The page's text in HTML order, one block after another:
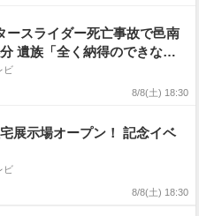
ースライダー死亡事故で邑南
遺族「全く納得のできない
ビ
8/8(土) 18:30
展示場オープン！ 記念イベ
ビ
8/8(土) 18:30